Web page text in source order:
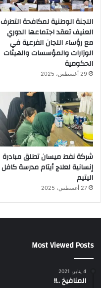
اللجنة الوطنية لمكافحة التطرف
العنيف تعقد اجتماعها الدوري
مع رؤساء اللجان الفرعية في
الوزارات والمؤسسات والهيئات
الحكومية
29 أغسطس، 2025
شركة نفط ميسان تطلق مبادرة
إنسانية لعلاج أيتام مدرسة كافل
اليتيم
27 أغسطس، 2025
Most Viewed Posts
4 يناير، 2021
المنافيخ ..!!